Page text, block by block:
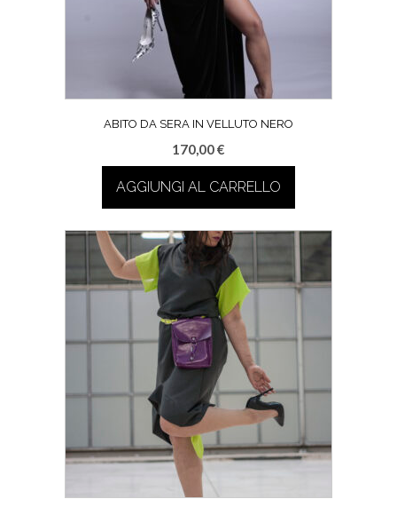
ABITO DA SERA IN VELLUTO NERO
170,00€
AGGIUNGI AL CARRELLO